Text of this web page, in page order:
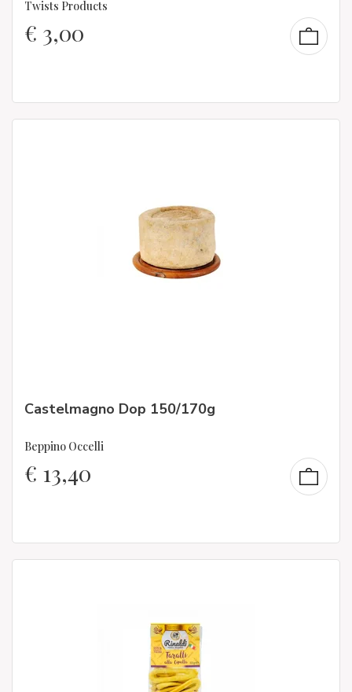
Twists Products
€ 3,00
Castelmagno Dop 150/170g
Beppino Occelli
€ 13,40